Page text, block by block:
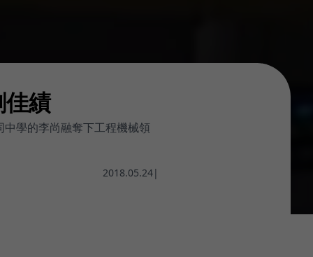
績
學的李尚融奪下工程機械領
2018.05.24|